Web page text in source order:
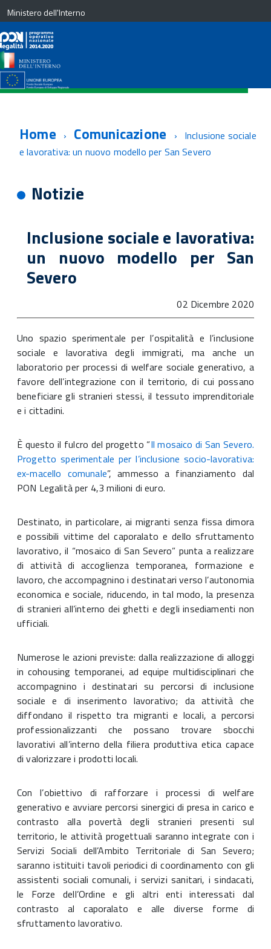
Ministero dell'Interno
Home Comunicazione
Inclusione sociale
e lavorativa: un nuovo modello per San Severo
Notizie
Inclusione sociale e lavorativa:
un nuovo modello per San
Severo
02 Dicembre 2020
Uno spazio sperimentale per l’ospitalità e l’inclusione
sociale e lavorativa degli immigrati, ma anche un
laboratorio per processi di welfare sociale generativo, a
favore dell’integrazione con il territorio, di cui possano
beneficiare gli stranieri stessi, il tessuto imprenditoriale
e i cittadini.
È questo il fulcro del progetto “Il mosaico di San Severo.
Progetto sperimentale per l’inclusione socio-lavorativa:
ex-macello comunale”, ammesso a finanziamento dal
PON Legalità per 4,3 milioni di euro.
Destinato, in particolare, ai migranti senza fissa dimora
e possibili vittime del caporalato e dello sfruttamento
lavorativo, il “mosaico di San Severo” punta a realizzare
di attività di accoglienza temporanea, formazione e
lavoro, che accompagnino i destinatari verso l’autonomia
economica e sociale, riducendo, in tal modo, la presenza
di stranieri all’interno dei ghetti e degli insediamenti non
ufficiali.
Numerose le azioni previste: dalla realizzazione di alloggi
in cohousing temporanei, ad equipe multidisciplinari che
accompagnino i destinatari su percorsi di inclusione
sociale e di inserimento lavorativo; da attività che
diffondano il rispetto tra migranti e locali, a percorsi
professionalizzanti che possano trovare sbocchi
lavorativi all’interno della filiera produttiva etica capace
di valorizzare i prodotti locali.
Con l’obiettivo di rafforzare i processi di welfare
generativo e avviare percorsi sinergici di presa in carico e
contrasto alla povertà degli stranieri presenti sul
territorio, le attività progettuali saranno integrate con i
Servizi Sociali dell’Ambito Territoriale di San Severo;
saranno istituiti tavoli periodici di coordinamento con gli
assistenti sociali comunali, i servizi sanitari, i sindacati,
le Forze dell’Ordine e gli altri enti interessati dal
contrasto al caporalato e alle diverse forme di
sfruttamento lavorativo.